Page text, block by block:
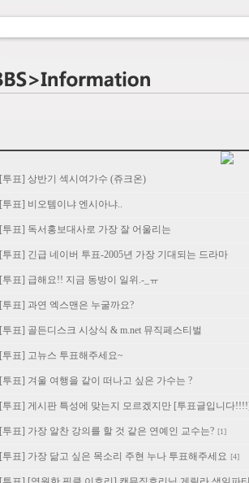
[투표] 상반기 섹시여가수 (쥬크온)
[투표] 비오템이냐 엔시아냐..
[투표] 독서홍보대사로 가장 잘 어울리는
[투표] 긴급 네이버 투표-2005년 가장 기대되는 드라마
[투표] 급해요!! 지금 동방이 일위.-_ㅠ
[투표] 과연 엑스맨은 누굴까요?
[투표] 골든디스크 시상식 & m.net 뮤직페스티벌
[투표] 고뉴스 투표해주세요~
[투표] 겨울 여행을 같이 떠나고 싶은 가수는 ?
[투표] 게시판 특성에 맞는지 모르겠지만 [투표글입니다
[투표] 가장 알찬 강의를 할 것 같은 연예인 교수는? [1]
[투표] 가장 닮고 싶은 목소리 주현 누나 투표해주세요 [4]